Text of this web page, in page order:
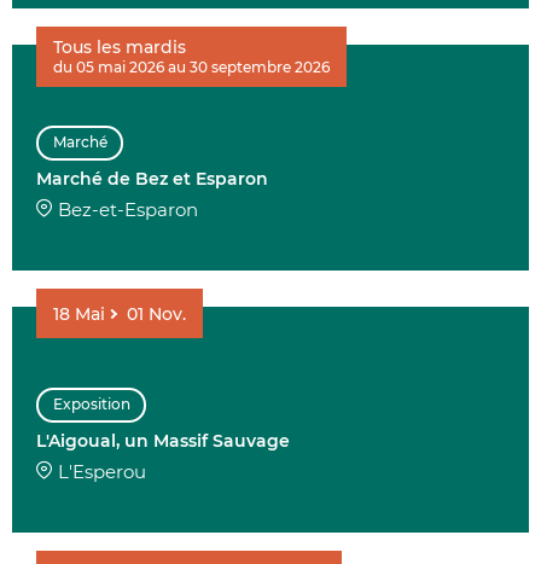
Marché
Marché de Bez et Esparon
Bez-et-Esparon
Tous les mardis
du 05 mai 2026 au 30 septembre 2026
Exposition
L'Aigoual, un Massif Sauvage
L'Esperou
18 Mai 01 Nov.